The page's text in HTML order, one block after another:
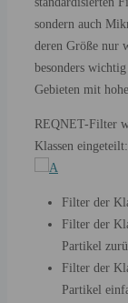
sondern auch
deren Größe nur
besonders
Gebieten mit
REQNET-Filter
Klassen eingeteilt:
Filter der
Filter der
Partikel
Filter der
Partikel